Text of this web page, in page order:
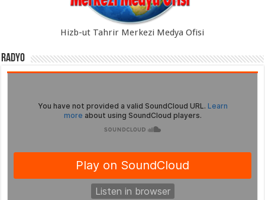
Hizb-ut Tahrir Merkezi Medya Ofisi
Radyo